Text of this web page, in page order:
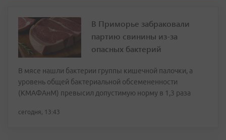
В Приморье забраковали
партию свинины из-за
опасных бактерий
В мясе нашли бактерии группы кишечной палочки, а
уровень общей бактериальной обсемененности
(КМАФАнМ) превысил допустимую норму в 1,3 раза
сегодня, 13:43